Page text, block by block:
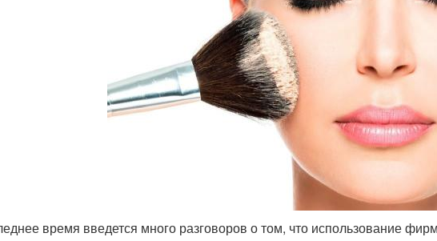
время введется много разговоров о том, что использование